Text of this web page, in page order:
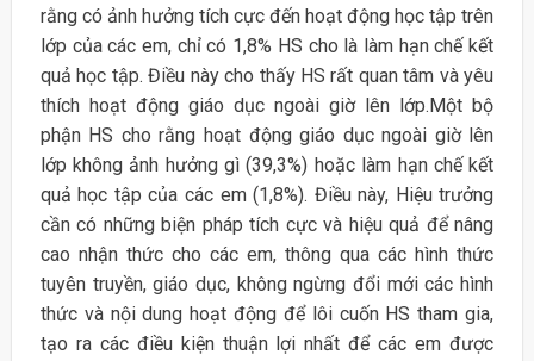
rằng có ảnh hưởng tích cực đến hoạt động học tập trên
lớp của các em, chỉ có 1,8% HS cho là làm hạn chế kết
quả học tập. Điều này cho thấy HS rất quan tâm và yêu
thích hoạt động giáo dục ngoài giờ lên lớp.Một bộ
phận HS cho rằng hoạt động giáo dục ngoài giờ lên
lớp không ảnh hưởng gì (39,3%) hoặc làm hạn chế kết
quả học tập của các em (1,8%). Điều này, Hiệu trưởng
cần có những biện pháp tích cực và hiệu quả để nâng
cao nhận thức cho các em, thông qua các hình thức
tuyên truyền, giáo dục, không ngừng đổi mới các hình
thức và nội dung hoạt động để lôi cuốn HS tham gia,
tạo ra các điều kiện thuận lợi nhất để các em được